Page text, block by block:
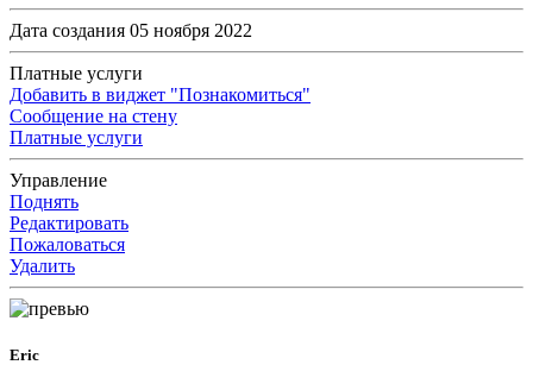
Дата создания 05 ноября 2022
Платные услуги
Добавить в виджет "Познакомиться"
Сообщение на стену
Платные услуги
Управление
Поднять
Редактировать
Пожаловаться
Удалить
Eric